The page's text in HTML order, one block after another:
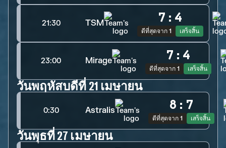
21:30 TSM 7 : 4
ดีที่สุดจาก 1 เสร็จสิ้น
23:00 Mirage 7 : 4
ดีที่สุดจาก 1 เสร็จสิ้น
วันพฤหัสบดีที่ 21 เมษายน
0:30 Astralis 8 : 7
ดีที่สุดจาก 1 เสร็จสิ้น
วันพุธที่ 27 เมษายน